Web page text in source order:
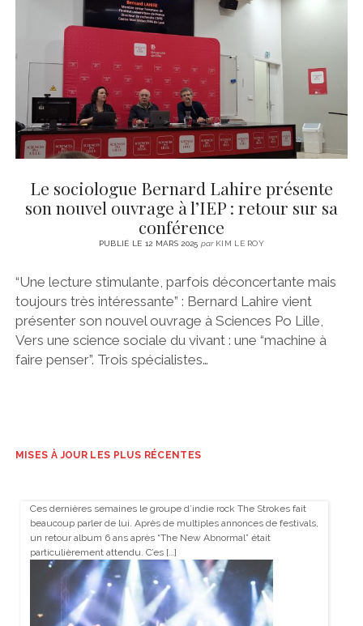
CINÉMA
LITTÉRATURE
ÉCONOMIE
MÉDIAS
SANTÉ
instagramemailemail-
Le sociologue Bernard Lahire présente
son nouvel ouvrage à l’IEP : retour sur sa
conférence
PUBLIÉ LE 12 MARS 2025 parKIM LE ROY
“Une lecture stimulante, parfois déconcertante mais
toujours très intéressante” : Bernard Lahire vient
présenter son nouvel ouvrage à Sciences Po Lille,
Vers une science sociale du vivant : une “machine à
faire penser”. Trois spécialistes…
MISES À JOUR LES PLUS RÉCENTES
Ces dernières semaines le groupe d’indie rock The Strokes fait
beaucoup parler de lui. Après de multiples annonces de festivals,
un retour album 6 ans après “The New Abnormal” était
particulièrement attendu. C’es […]